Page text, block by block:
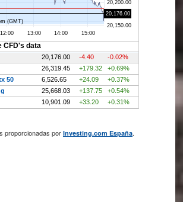
proporcionadas por Investing.com España.